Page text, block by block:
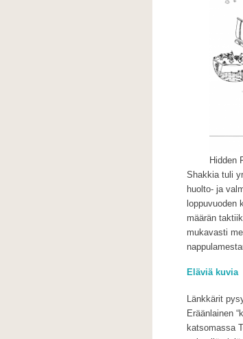
Hidden
Shakkia tuli
huolto- ja
loppuvuoden
määrän
mukavasti
Eläviä kuvia
Länkkärit
Eräänlainen
katsomassa